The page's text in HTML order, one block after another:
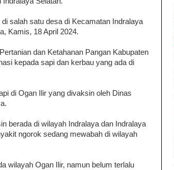
salah satu desa di Kecamatan Indralaya
Kamis, 18 April 2024.
dan Ketahanan Pangan Kabupaten
kepada sapi dan kerbau yang ada di
di Ogan Ilir yang divaksin oleh Dinas
berada di wilayah Indralaya dan Indralaya
ngorok sedang mewabah di wilayah
wilayah Ogan Ilir, namun belum terlalu